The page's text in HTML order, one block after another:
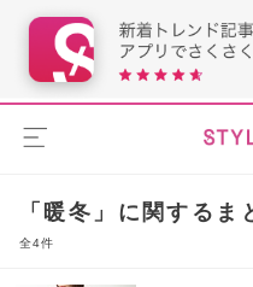
「暖冬」に関するま
全4件